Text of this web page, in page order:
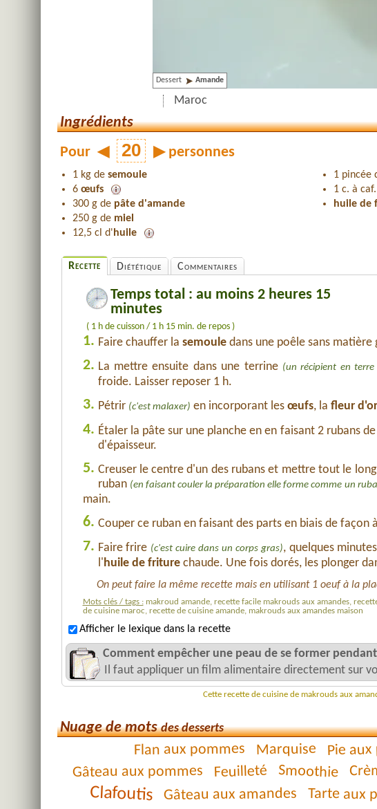
Dessert Amande
Maroc
Ingrédients
Pour ◀ ▶ personnes
1 kg de semoule
6 œufs
300 g de pâte d'amande
250 g de miel
12,5 cl d' huile
1 pincée
1 c. à
huile de
Recette Diététique Commentaires
Temps total : au moins 2 heures 15
minutes
( 1 h de cuisson / 1 h 15 min. de repos )
1. Faire chauffer la semouledans une poêle sans matière
2. La mettre ensuite dans une terrine (un récipient en
froide. Laisser reposer 1 h.
3. Pétrir (c'est malaxer) en incorporant les œufs, la fleur
4. Étaler la pâte sur une planche en en faisant 2 rubans
d'épaisseur.
5. Creuser le centre d'un des rubans et mettre tout le
ruban (en faisant couler la préparation elle forme comme un
main.
6. Couper ce ruban en faisant des parts en biais de façon
7. Faire frire (c'est cuire dans un corps gras), quelques
l'huile de friturechaude. Une fois dorés, les plonger
On peut faire la même recette mais en utilisant 1 oeuf à la
Mots clés / tags : makroud amande, recette facile makrouds aux amandes,
de cuisine maroc, recette de cuisine amande, makrouds aux amandes maison
Afficher le lexique dans la recette
Comment empêcher une peau de se former
Il faut appliquer un film alimentaire directement sur
Cette recette de cuisine de makrouds aux
Nuage de motsdes desserts
Flan aux pommes Marquise Pie
Gâteau aux pommes Feuilleté Smoothie
Clafoutis Gâteau aux amandes Tarte aux